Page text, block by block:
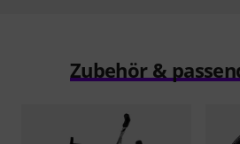
Zubehör &